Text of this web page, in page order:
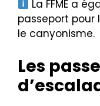
La FFME a
passeport pour
le canyonisme.
Les